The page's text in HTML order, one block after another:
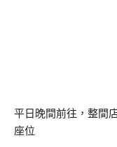
平日晚間前往，整間
座位